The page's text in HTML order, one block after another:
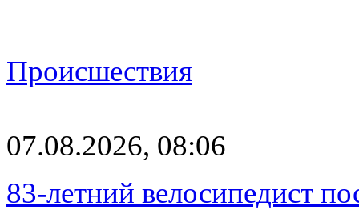
Происшествия
07.08.2026, 08:06
83-летний велосипедист